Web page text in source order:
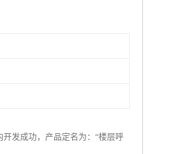
发成功，产品定名为：“楼层呼